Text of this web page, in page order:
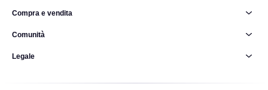
Compra e vendita
Comunità
Legale